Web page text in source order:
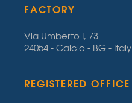
FACTORY
Via Umberto I, 73
24054 - Calcio - BG - Italy
REGISTERED OFFICE